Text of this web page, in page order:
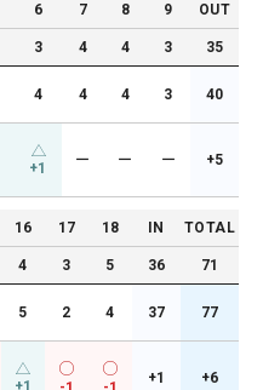
6 7 8 9 OUT
3 4 4 3 35
4 4 4 3 40
+1 ー ー ー +5
16 17 18 IN TOTAL
4 3 5 36 71
5 2 4 37 77
+1 +6